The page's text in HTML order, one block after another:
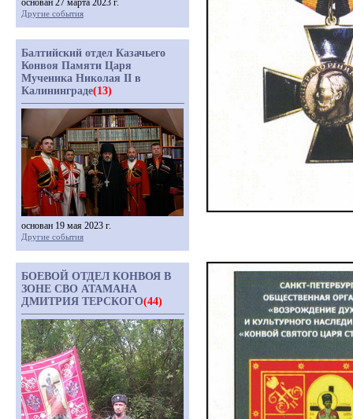
основан 27 марта 2023 г.
Другие события
Балтийский отдел Казачьего
Конвоя Памяти Царя
Мученика Николая II в
Калининграде(13)
основан 19 мая 2023 г.
Другие события
БОЕВОЙ ОТДЕЛ КОНВОЯ В
ЗОНЕ СВО АТАМАНА
ДМИТРИЯ ТЕРСКОГО(44)